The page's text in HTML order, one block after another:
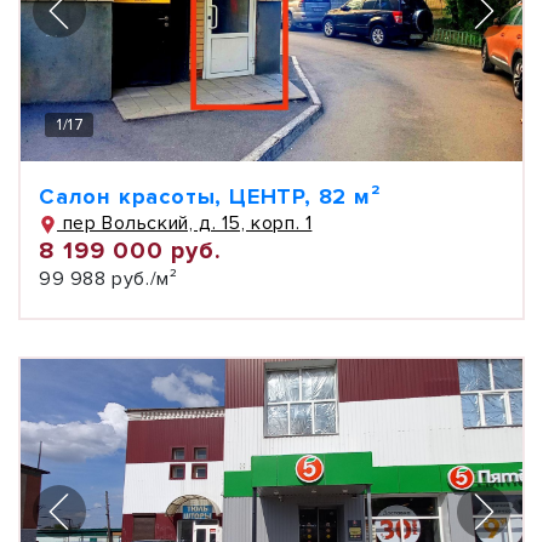
1/17
Салон красоты, ЦЕНТР, 82 м²
пер Вольский, д. 15, корп. 1
8 199 000 руб.
99 988 руб./м²